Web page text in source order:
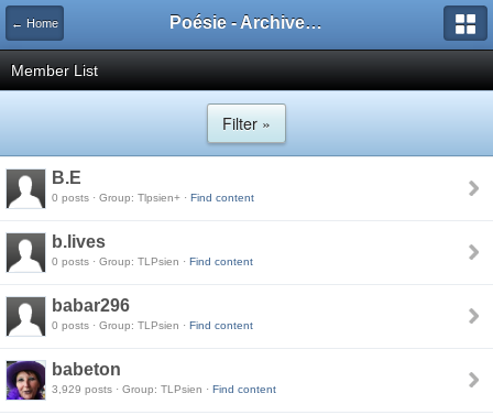
← Home Poésie - Archives de Toute La Poésie - 2005 - 2006
Member List
Filter »
B.E
0 posts · Group: Tlpsien+ · Find content
b.lives
0 posts · Group: TLPsien · Find content
babar296
0 posts · Group: TLPsien · Find content
babeton
3,929 posts · Group: TLPsien · Find content